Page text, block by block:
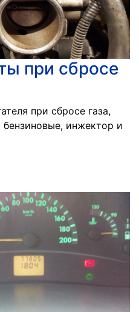
при сбросе
при сбросе газа,
инжектор и